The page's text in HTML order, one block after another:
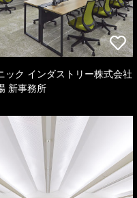
ック インダストリー株式会社
新事務所